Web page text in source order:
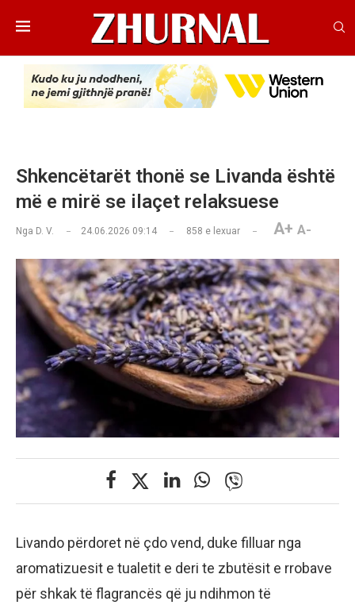
Shkencëtarët thonë se Livanda është
më e mirë se ilaçet relaksuese
Nga D. V. 24.06.2026 09:14 858 e lexuar A+ A-
Livando përdoret në çdo vend, duke filluar nga
aromatizuesit e tualetit e deri te zbutësit e rrobave
për shkak të flagrancës që ju ndihmon të